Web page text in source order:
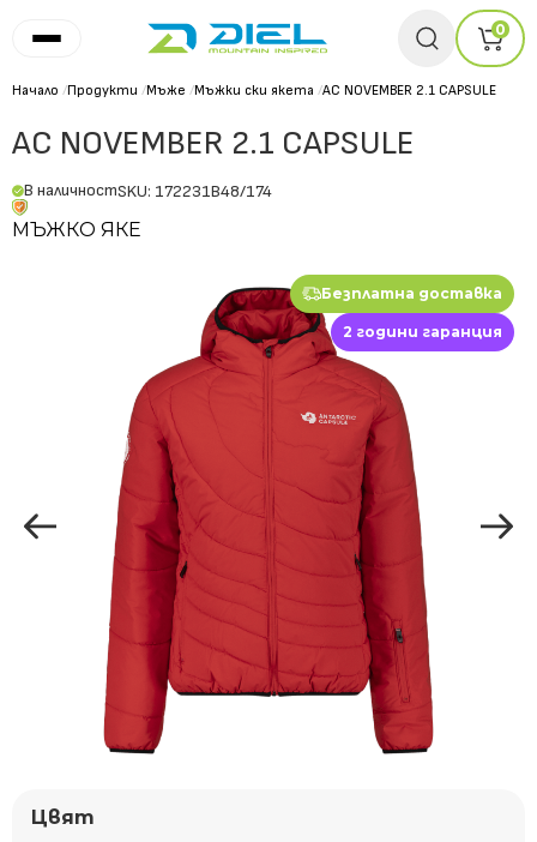
0
Начало /Продукти /Мъже /Мъжки ски якета /AC NOVEMBER 2.1 CAPSULE
AC NOVEMBER 2.1 CAPSULE
В наличностSKU: 172231B48/174
МЪЖКО ЯКЕ
Безплатна доставка
2 години гаранция
Цвят